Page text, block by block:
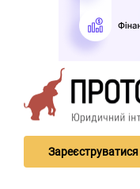
Зареєструватися